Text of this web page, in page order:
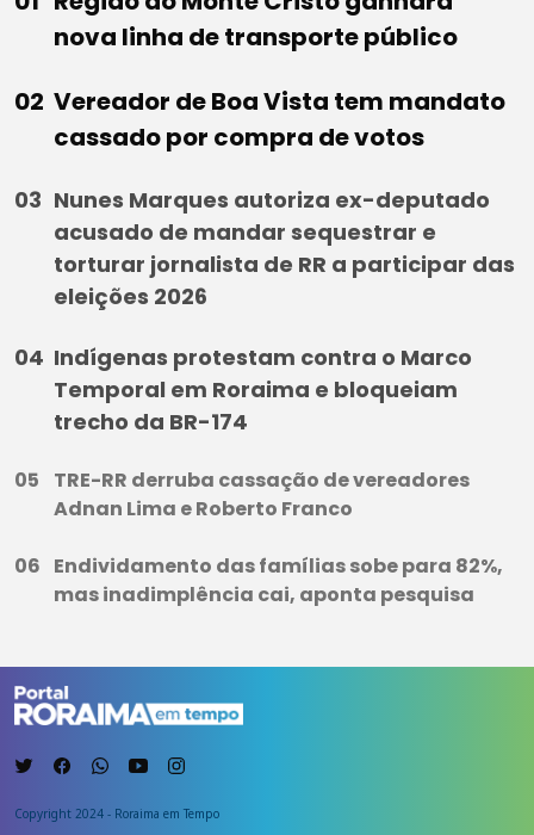
nova linha de transporte público
Vereador de Boa Vista tem mandato
cassado por compra de votos
Nunes Marques autoriza ex-deputado
acusado de mandar sequestrar e
torturar jornalista de RR a participar das
eleições 2026
Indígenas protestam contra o Marco
Temporal em Roraima e bloqueiam
trecho da BR-174
TRE-RR derruba cassação de vereadores
Adnan Lima e Roberto Franco
Endividamento das famílias sobe para 82%,
mas inadimplência cai, aponta pesquisa
Copyright 2024 - Roraima em Tempo